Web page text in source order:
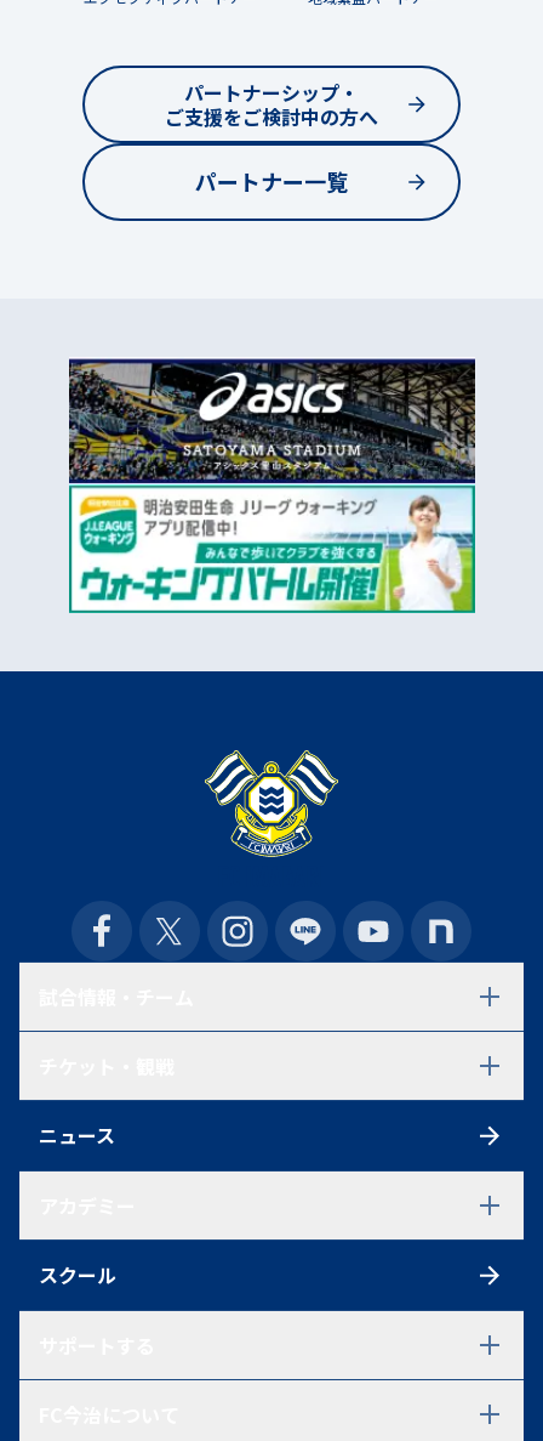
パートナーシップ・
ご支援をご検討中の方へ
パートナー一覧
練習見学について
シーズンチケット
グッズ
ニュース
U-18
U-18 選手一覧
U-15
スクール